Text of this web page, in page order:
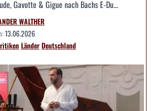
Gavotte & Gigue nach Bachs E-Du...
WALTHER
13.06.2026
LänderDeutschland